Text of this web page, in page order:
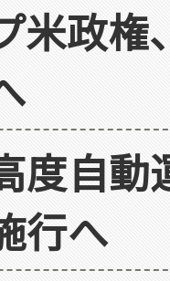
米政
度自
行へ